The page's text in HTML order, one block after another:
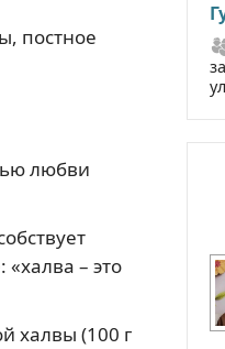
постное
любви
– это
халвы (100 г